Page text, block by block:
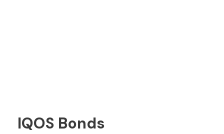
IQOS Bonds